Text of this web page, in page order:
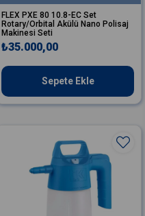
FLEX PXE 80 10.8-EC Set
Rotary/Orbital Akülü Nano Polisaj
Makinesi Seti
₺35.000,00
Sepete Ekle